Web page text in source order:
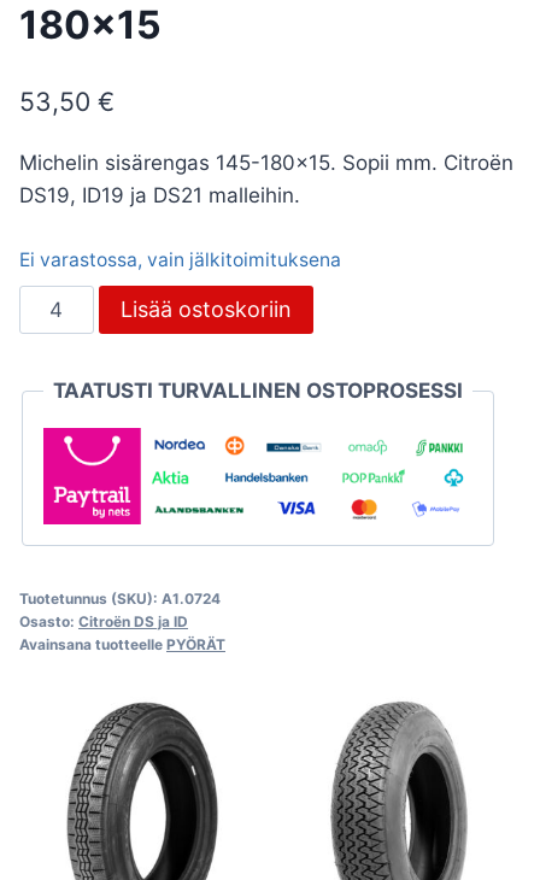
180×15
53,50 €
Michelin sisärengas 145-180×15. Sopii mm. Citroën
DS19, ID19 ja DS21 malleihin.
Ei varastossa, vain jälkitoimituksena
Sisärengas
Michelin
180x15
määrä
Lisää ostoskoriin
TAATUSTI TURVALLINEN OSTOPROSESSI
Tuotetunnus (SKU): A1.0724
Osasto: Citroën DS ja ID
Avainsana tuotteelle PYÖRÄT